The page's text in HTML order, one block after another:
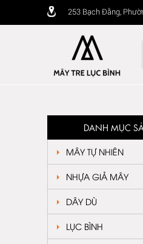
253 Bạch Đằng,
DANH MỤC
MÂY TỰ NHIÊN
NHỰA GIẢ MÂY
DÂY DÙ
LỤC BÌNH